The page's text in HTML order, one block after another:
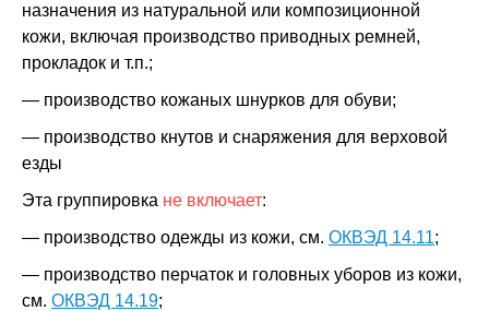
назначения из натуральной или композиционной
кожи, включая производство приводных ремней,
прокладок и т.п.;
— производство кожаных шнурков для обуви;
— производство кнутов и снаряжения для верховой
езды
Эта группировка не включает:
— производство одежды из кожи, см. ОКВЭД 14.11;
— производство перчаток и головных уборов из кожи,
см. ОКВЭД 14.19;